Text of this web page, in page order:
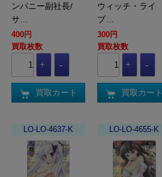
ンパニー副社長/
サ…
400円
買取枚数
買取カート
ウィッチ・ライ
ブ…
300円
買取枚数
買取カート
LO-LO-4637-K LO-LO-4655-K